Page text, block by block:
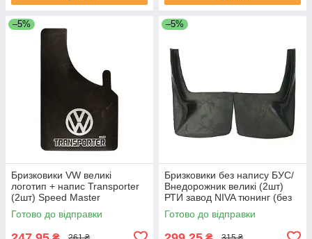
–5%
Бризковики VW великі
логотип + напис Transporter
(2шт) Speed Master
Готово до відправки
–5%
Бризковики без напису БУС/
Внедорожник великі (2шт)
РТИ завод NIVA тюнинг (без
упаковки)
Готово до відправки